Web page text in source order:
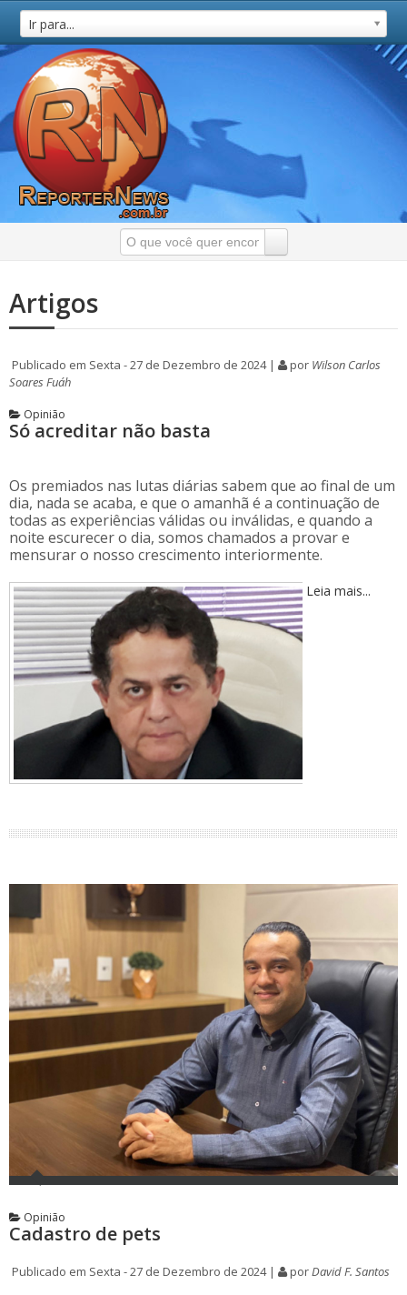
Ir para...
Artigos
Publicado em Sexta - 27 de Dezembro de 2024 | por Wilson Carlos
Soares Fuáh
Opinião
Só acreditar não basta
Os premiados nas lutas diárias sabem que ao final de um
dia, nada se acaba, e que o amanhã é a continuação de
todas as experiências válidas ou inválidas, e quando a
noite escurecer o dia, somos chamados a provar e
mensurar o nosso crescimento interiormente.
Leia mais...
Opinião
Cadastro de pets
Publicado em Sexta - 27 de Dezembro de 2024 | porDavid F. Santos